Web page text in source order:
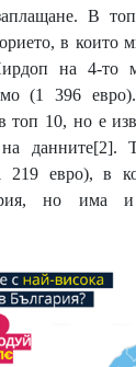
В
в които
на 4-то
(1 396
топ 10, но е
данните[2].
219 евро), в
но има и